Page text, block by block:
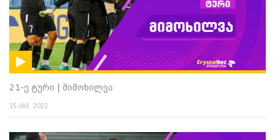
21-ე ტური | მიმოხილვა
15 აგვ. 2022